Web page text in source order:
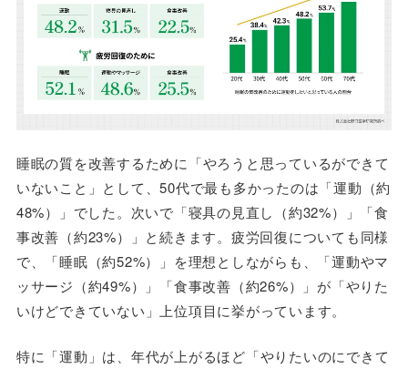
睡眠の質を改善するために「やろうと思っているができて
いないこと」として、50代で最も多かったのは「運動（約
48%）」でした。次いで「寝具の見直し（約32%）」「食
事改善（約23%）」と続きます。疲労回復についても同様
で、「睡眠（約52%）」を理想としながらも、「運動やマ
ッサージ（約49%）」「食事改善（約26%）」が「やりた
いけどできていない」上位項目に挙がっています。
特に「運動」は、年代が上がるほど「やりたいのにできて